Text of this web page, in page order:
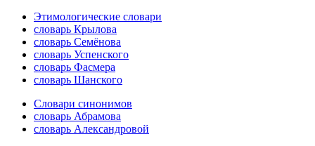
Этимологические словари
словарь Крылова
словарь Семёнова
словарь Успенского
словарь Фасмера
словарь Шанского
Словари синонимов
словарь Абрамова
словарь Александровой